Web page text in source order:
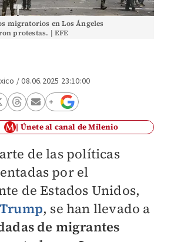
migratorios en Los Ángeles
protestas. | EFE
/08.06.2025 23:10:00
Únete al canal de Milenio
de las políticas
por el
de Estados Unidos,
, se han llevado a
de migrantes